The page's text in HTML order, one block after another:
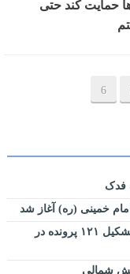
حمایت کند حتی
6
فدک
خمینی (ره) آغاز شد
ساماندهی مشاغل مزاحم در منطقه ۴ تبریز /تشکیل ۱۲۱ پرونده در
شمالی